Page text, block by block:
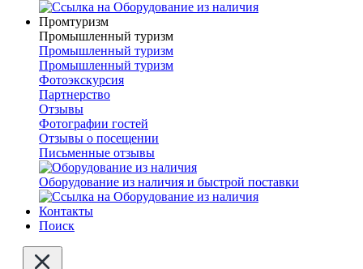
Промтуризм
Промышленный туризм
Промышленный туризм
Промышленный туризм
Фотоэкскурсия
Партнерство
Отзывы
Фотографии гостей
Отзывы о посещении
Письменные отзывы
Оборудование из наличия и быстрой поставки
Контакты
Поиск